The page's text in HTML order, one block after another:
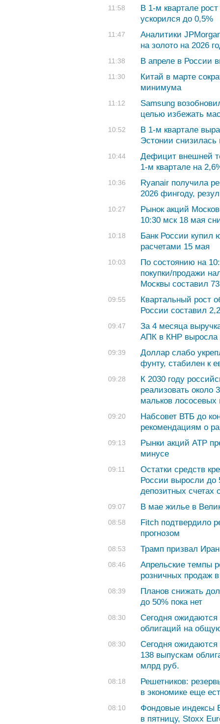
11:58
В 1-м квартале
ускорился до 0,5%
11:47
Аналитики
на золото на 2026
11:38 В апреле в России
11:30
Китай в марте
минимума
11:12
Samsung
целью избежать
10:52
В 1-м квартале
Эстонии снизилась
10:44
Дефицит внешней
1-м квартале на
10:36
Ryanair получила
2026 фингоду,
10:27
Рынок акций
10:30 мск 18 мая
10:18
Банк России купил
расчетами 15 мая
10:03
По состоянию на
покупки/продажи
Москвы составил
09:55
Квартальный рост
России составил
09:47
За 4 месяца
АПК в КНР выросла
09:39
Доллар слабо
фунту, стабилен к
09:28
К 2030 году
реализовать около
мальков лососевых
09:20
Набсовет ВТБ до
рекомендациям о
09:13
Рынки акций АТР
минусе
09:11
Остатки средств
России выросли до
депозитных счетах
09:07 В мае жилье в
08:58
Fitch подтвердило
прогнозом
08:53 Трамп призвал
08:46
Апрельские темпы
розничных продаж
08:39
Планов снижать
до 50% пока нет
08:30
Сегодня
облигаций на
08:30
Сегодня
138 выпускам
млрд руб.
08:18
Решетников:
в экономике еще
08:10
Фондовые индексы
в пятницу, Stoxx